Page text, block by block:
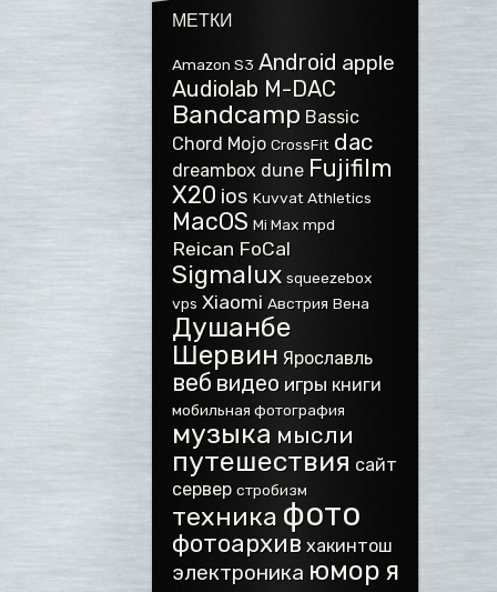
МЕТКИ
Amazon S3 Android apple
Audiolab M-DAC
Bandcamp Bassic
Chord Mojo CrossFit dac
dreambox dune Fujifilm
X20 ios Kuvvat Athletics
MacOS Mi Max mpd
Reican FoCal
Sigmalux squeezebox
vps Xiaomi Австрия Вена
Душанбе
Шервин Ярославль
веб видео игры книги
мобильная фотография
музыка мысли
путешествия сайт
сервер стробизм
техника фото
фотоархив хакинтош
электроника юмор я